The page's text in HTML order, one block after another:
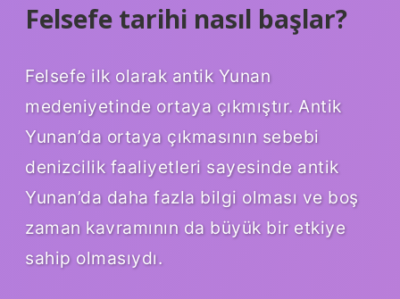
Felsefe tarihi nasıl başlar?
Felsefe ilk olarak antik Yunan
medeniyetinde ortaya çıkmıştır. Antik
Yunan’da ortaya çıkmasının sebebi
denizcilik faaliyetleri sayesinde antik
Yunan’da daha fazla bilgi olması ve boş
zaman kavramının da büyük bir etkiye
sahip olmasıydı.